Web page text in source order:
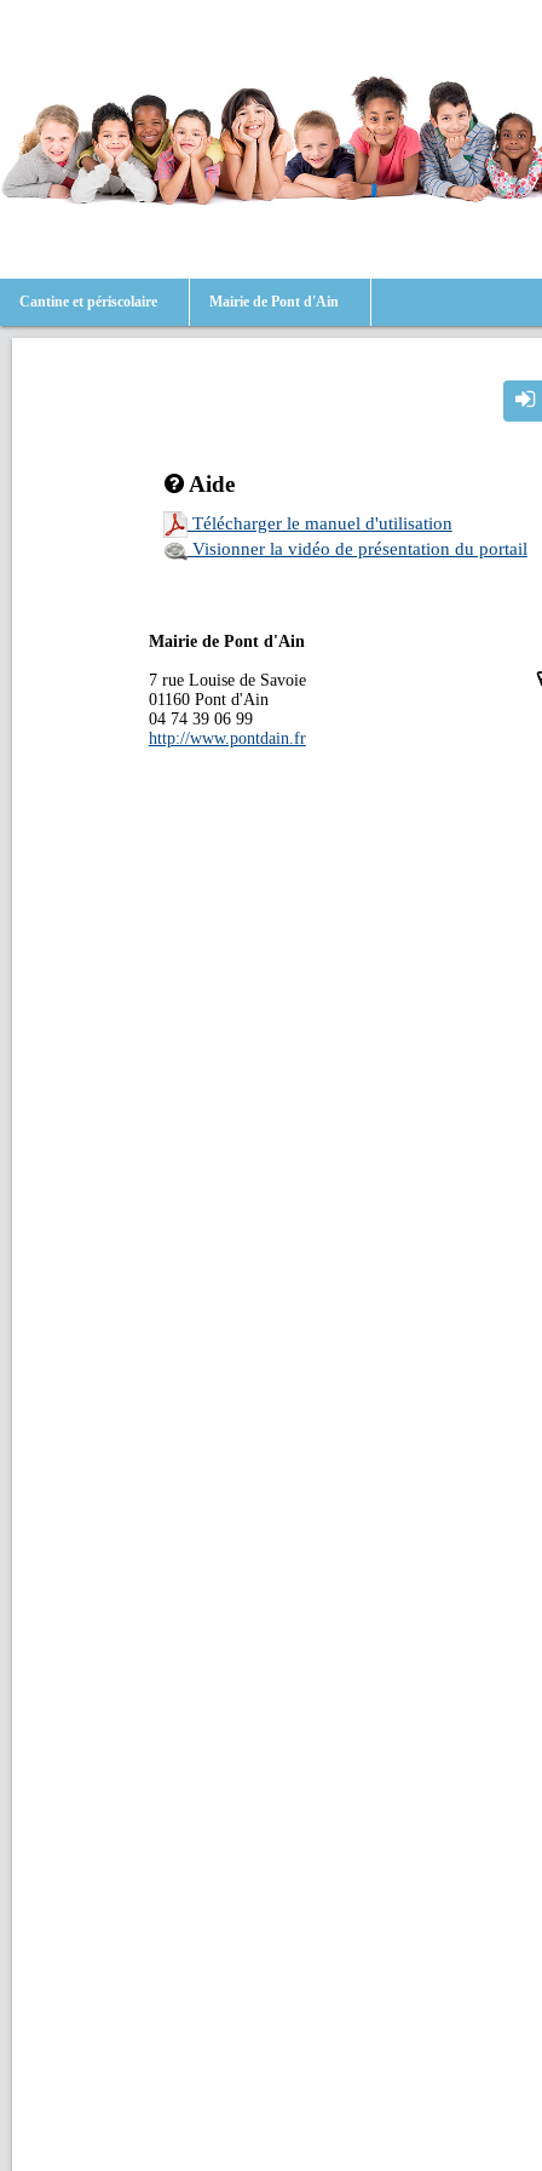
Cantine et périscolaire Mairie de Pont d'Ain
Aide
Télécharger le manuel d'utilisation
Visionner la vidéo de présentation du portail
Mairie de Pont d'Ain
7 rue Louise de Savoie
01160 Pont d'Ain
04 74 39 06 99
http://www.pontdain.fr